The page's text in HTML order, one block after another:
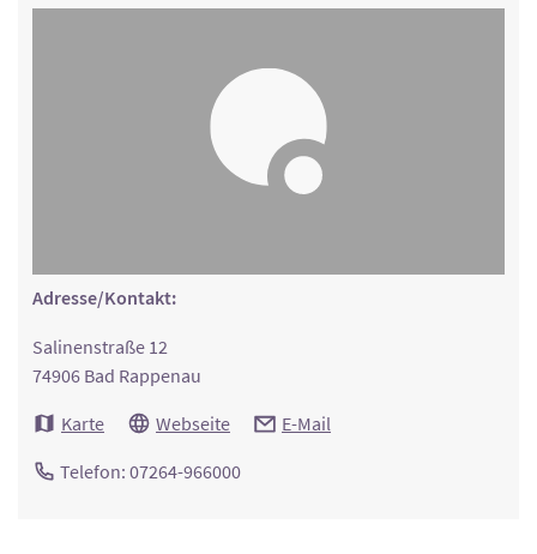
Adresse/Kontakt:
Salinenstraße 12
74906 Bad Rappenau
Karte
Webseite E-Mail
Telefon: 07264-966000